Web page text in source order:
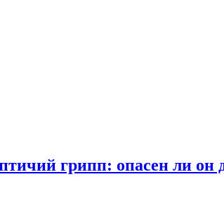
грипп: опасен ли он